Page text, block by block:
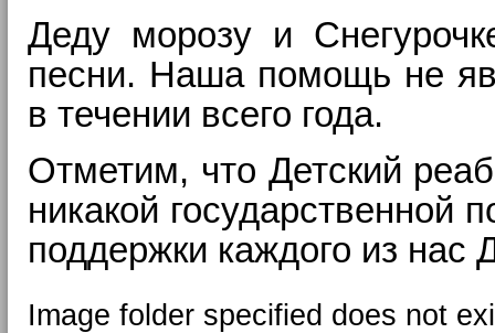
Деду морозу и
песни. Наша помощь не
в течении всего года.
Отметим, что Детский
никакой
поддержки каждого из нас
Image folder specified does not